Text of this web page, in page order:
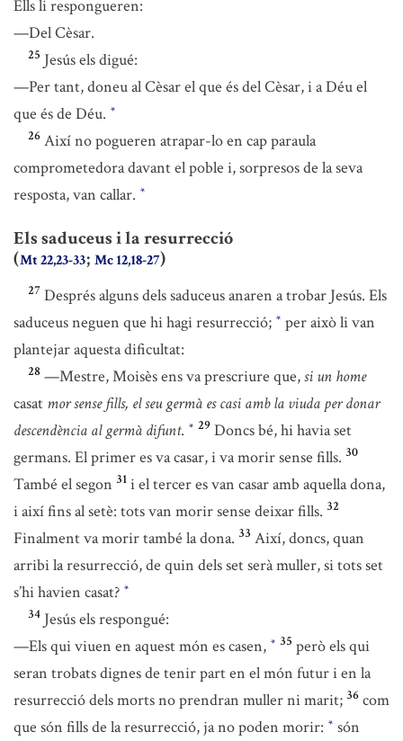
Ells li respongueren:
—Del Cèsar.
25 Jesús els digué:
—Per tant, doneu al Cèsar el que és del Cèsar, i a Déu el
que és de Déu. *
26 Així no pogueren atrapar-lo en cap paraula
comprometedora davant el poble i, sorpresos de la seva
resposta, van callar. *
Els saduceus i la resurrecció
(Mt 22,23-33; Mc 12,18-27)
27 Després alguns dels saduceus anaren a trobar Jesús. Els
saduceus neguen que hi hagi resurrecció; * per això li van
plantejar aquesta dificultat:
28 —Mestre, Moisès ens va prescriure que,si un home
casat mor sense fills, el seu germà es casi amb la viuda per donar
descendència al germà difunt. * 29 Doncs bé, hi havia set
germans. El primer es va casar, i va morir sense fills. 30
També el segon 31 i el tercer es van casar amb aquella dona,
i així fins al setè: tots van morir sense deixar fills. 32
Finalment va morir també la dona. 33 Així, doncs, quan
arribi la resurrecció, de quin dels set serà muller, si tots set
s’hi havien casat? *
34 Jesús els respongué:
—Els qui viuen en aquest món es casen, * 35 però els qui
seran trobats dignes de tenir part en el món futur i en la
resurrecció dels morts no prendran muller ni marit; 36 com
que són fills de la resurrecció, ja no poden morir: * són